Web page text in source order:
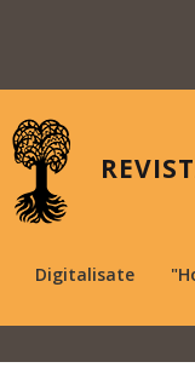
Digitalisate